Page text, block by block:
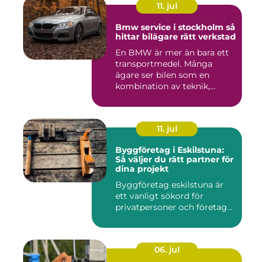
11. jul
Bmw service i stockholm så
hittar bilägare rätt verkstad
En BMW är mer än bara ett
transportmedel. Många
ägare ser bilen som en
kombination av teknik,
11. jul
Byggföretag i Eskilstuna:
Så väljer du rätt partner för
dina projekt
Byggföretag eskilstuna är
ett vanligt sökord för
privatpersoner och företag...
06. jul